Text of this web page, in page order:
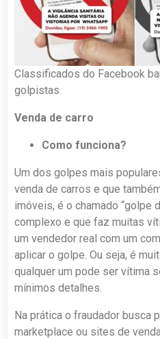
Classificados do Facebook
golpistas
Venda de carro
Como funciona?
Um dos golpes mais
venda de carros e que
imóveis, é o chamado “golpe
complexo e que faz muitas
um vendedor real com um
aplicar o golpe. Ou seja, é
qualquer um pode ser vítima
mínimos detalhes.
Na prática o fraudador busca
marketplace ou sites de